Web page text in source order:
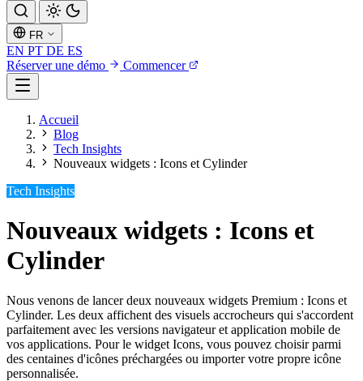
FR
EN PT DE ES
Réserver une démo
Commencer
Accueil
Blog
Tech Insights
Nouveaux widgets : Icons et Cylinder
Tech Insights
Nouveaux widgets : Icons et
Cylinder
Nous venons de lancer deux nouveaux widgets Premium : Icons et
Cylinder. Les deux affichent des visuels accrocheurs qui s'accordent
parfaitement avec les versions navigateur et application mobile de
vos applications. Pour le widget Icons, vous pouvez choisir parmi
des centaines d'icônes préchargées ou importer votre propre icône
personnalisée.